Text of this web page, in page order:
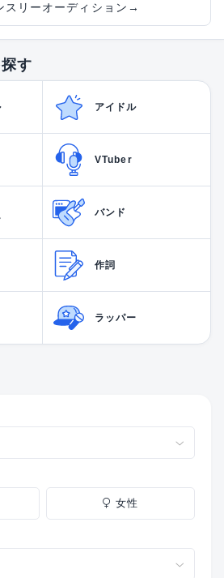
リーオーディション →
す
アイドル
VTuber
バンド
作詞
ラッパー
女性